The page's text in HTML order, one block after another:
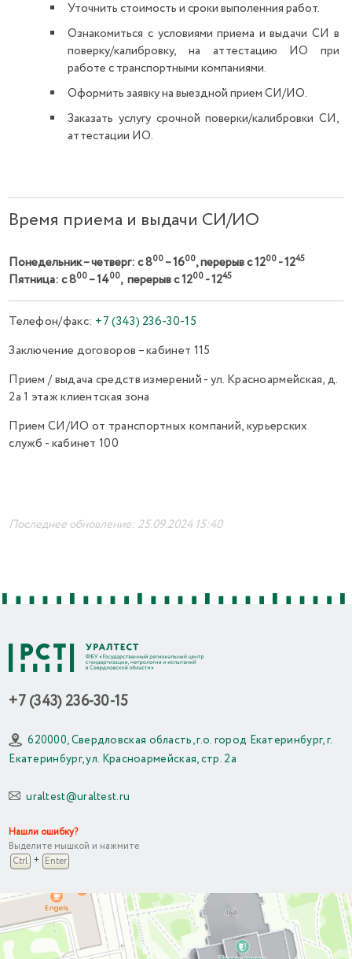
Уточнить стоимость и сроки выполенния работ.
Ознакомиться с условиями приема и выдачи СИ в
поверку/калибровку, на аттестацию ИО при
работе с транспортными компаниями.
Оформить заявку на выездной прием СИ/ИО.
Заказать услугу срочной поверки/калибровки СИ,
аттестации ИО.
Время приема и выдачи СИ/ИО
Понедельник – четверг: с 800– 1600, перерыв с 1200- 1245
Пятница: с 800– 1400, перерыв с 1200- 1245
Телефон/факс: +7 (343) 236-30-15
Заключение договоров – кабинет 115
Прием / выдача средств измерений - ул. Красноармейская, д.
2а 1 этаж клиентская зона
Прием СИ/ИО от транспортных компаний, курьерских
служб - кабинет 100
Последнее обновление: 25.09.2024 15:40
+7 (343) 236-30-15
620000, Свердловская область, г.о. город Екатеринбург, г.
Екатеринбург, ул. Красноармейская, стр. 2а
uraltest@uraltest.ru
Нашли ошибку?
Выделите мышкой и нажмите
Ctrl + Enter